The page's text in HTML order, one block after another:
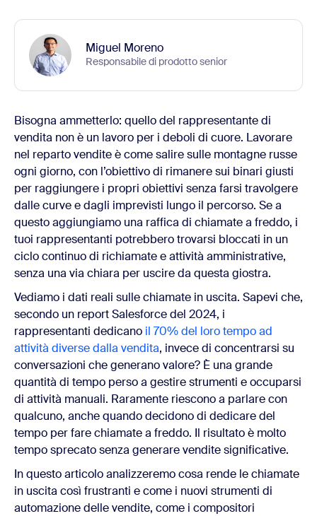
Miguel Moreno
Responsabile di prodotto senior
Bisogna ammetterlo: quello del rappresentante di
vendita non è un lavoro per i deboli di cuore. Lavorare
nel reparto vendite è come salire sulle montagne russe
ogni giorno, con l’obiettivo di rimanere sui binari giusti
per raggiungere i propri obiettivi senza farsi travolgere
dalle curve e dagli imprevisti lungo il percorso. Se a
questo aggiungiamo una raffica di chiamate a freddo, i
tuoi rappresentanti potrebbero trovarsi bloccati in un
ciclo continuo di richiamate e attività amministrative,
senza una via chiara per uscire da questa giostra.
Vediamo i dati reali sulle chiamate in uscita. Sapevi che,
secondo un report Salesforce del 2024, i
rappresentanti dedicano il 70% del loro tempo ad
attività diverse dalla vendita, invece di concentrarsi su
conversazioni che generano valore? È una grande
quantità di tempo perso a gestire strumenti e occuparsi
di attività manuali. Raramente riescono a parlare con
qualcuno, anche quando decidono di dedicare del
tempo per fare chiamate a freddo. Il risultato è molto
tempo sprecato senza generare vendite significative.
In questo articolo analizzeremo cosa rende le chiamate
in uscita così frustranti e come i nuovi strumenti di
automazione delle vendite, come i compositori